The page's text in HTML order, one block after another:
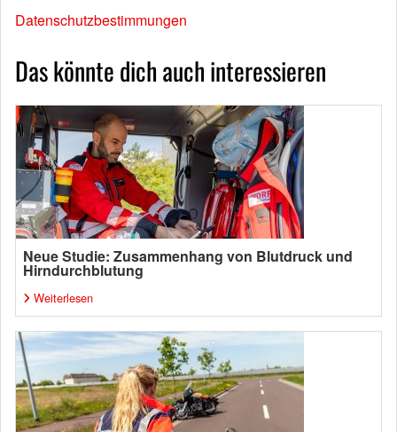
Datenschutzbestimmungen
Das könnte dich auch interessieren
Neue Studie: Zusammenhang von Blutdruck und
Hirndurchblutung
Weiterlesen